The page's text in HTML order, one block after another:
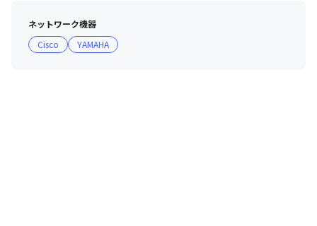
気軽に利用できます
ネットワーク機器
Cisco
YAMAHA